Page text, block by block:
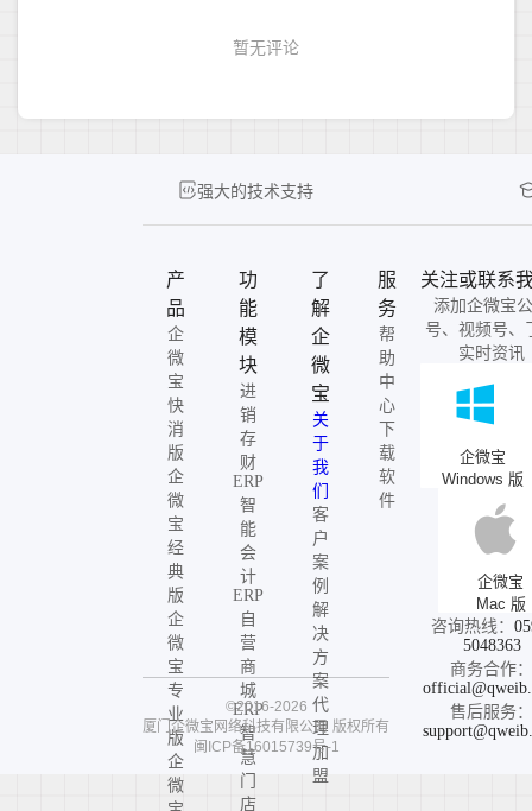
强大的技术支持
产
品
企
微
宝
快
消
版
企
微
宝
经
典
版
企
微
宝
专
业
版
企
微
功
能
模
块
进
销
存
财
ERP
智
能
会
计
ERP
自
营
商
城
ERP
智
慧
门
店
了
解
企
微
宝
关
于
我
们
客
户
案
例
解
决
方
案
代
理
加
盟
服
务
帮
助
中
心
下
载
软
件
关注或联系
添加企微宝
号、视频号、
实时资讯
企微宝
Windows 版
企微宝
Mac 版
咨询热线：
5048363
商务合作：
售后服务：
©2016-2026
厦门企微宝网络科技有限公司 版权所有
闽ICP备16015739号-1